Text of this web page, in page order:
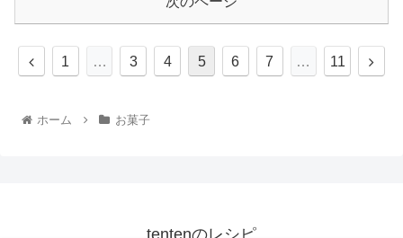
1 … 3 4 5 6 7 … 11
ホーム お菓子
tentenのレシピ